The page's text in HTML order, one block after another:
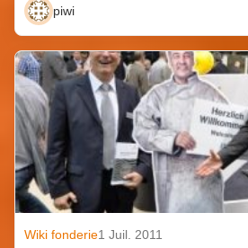
piwi
Wiki fonderie1 Juil. 2011